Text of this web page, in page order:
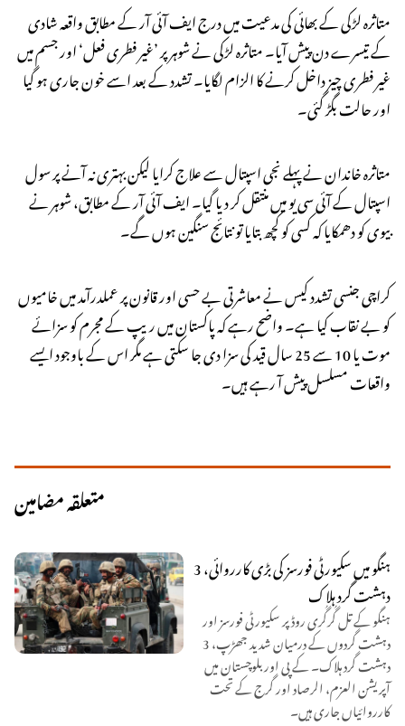
متاثرہ لڑکی کے بھائی کی مدعیت میں درج ایف آئی آر کے مطابق واقعہ شادی
کے تیسرے دن پیش آیا۔ متاثرہ لڑکی نے شوہر پر ’غیر فطری فعل‘ اور جسم میں
غیر فطری چیز داخل کرنے کا الزام لگایا۔ تشدد کے بعد اسے خون جاری ہو گیا
اور حالت بگڑ گئی۔
متاثرہ خاندان نے پہلے نجی اسپتال سے علاج کرایا لیکن بہتری نہ آنے پر سول
اسپتال کے آئی سی یو میں منتقل کر دیا گیا۔ ایف آئی آر کے مطابق، شوہر نے
بیوی کو دھمکایا کہ کسی کو کچھ بتایا تو نتائج سنگین ہوں گے۔
کراچی جنسی تشدد کیس نے معاشرتی بے حسی اور قانون پر عملدرآمد میں خامیوں
کو بے نقاب کیا ہے۔ واضح رہے کہ پاکستان میں ریپ کے مجرم کو سزائے
موت یا 10 سے 25 سال قید کی سزا دی جا سکتی ہے مگر اس کے باوجود ایسے
واقعات مسلسل پیش آ رہے ہیں۔
متعلقہ مضامین
ہنگو میں سکیورٹی فورسز کی بڑی کارروائی، 3
دہشت گرد ہلاک
ہنگو کے تل گُرگُری روڈ پر سکیورٹی فورسز اور
دہشت گردوں کے درمیان شدید جھڑپ، 3
دہشت گرد ہلاک۔ کے پی اور بلوچستان میں
آپریشن العزم، الرصاد اور گرج کے تحت
کارروائیاں جاری ہیں۔